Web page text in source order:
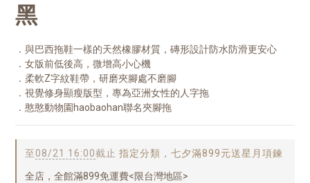
黑
．與巴西拖鞋一樣的天然橡膠材質，磚形設計防水防滑更安心
．女版前低後高，微增高小心機
．柔軟Z字紋鞋帶，研磨夾腳處不磨腳
．視覺修身顯瘦版型，專為亞洲女性的人字拖
．憨憨動物園haobaohan聯名夾腳拖
至08/21 16:00截止 指定分類，七夕滿899元送星月項鍊
全店，全館滿899免運費<限台灣地區>